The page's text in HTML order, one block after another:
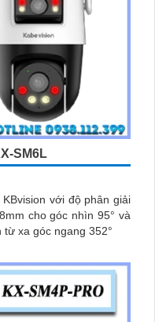
SM6L
với độ phân giải
cho góc nhìn 95° và
xa góc ngang 352°